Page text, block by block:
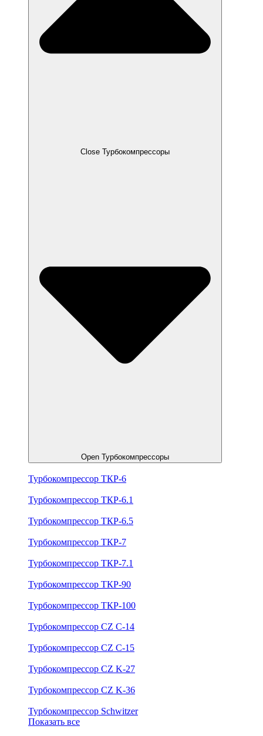
Close Турбокомпрессоры
Open Турбокомпрессоры
Турбокомпрессор ТКР-6
Турбокомпрессор ТКР-6.1
Турбокомпрессор ТКР-6.5
Турбокомпрессор ТКР-7
Турбокомпрессор ТКР-7.1
Турбокомпрессор ТКР-90
Турбокомпрессор ТКР-100
Турбокомпрессор CZ C-14
Турбокомпрессор CZ C-15
Турбокомпрессор CZ K-27
Турбокомпрессор CZ K-36
Турбокомпрессор Schwitzer
Показать все